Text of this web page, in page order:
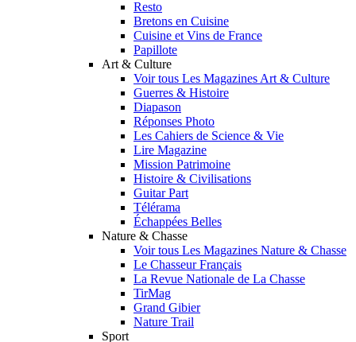
Resto
Bretons en Cuisine
Cuisine et Vins de France
Papillote
Art & Culture
Voir tous Les Magazines Art & Culture
Guerres & Histoire
Diapason
Réponses Photo
Les Cahiers de Science & Vie
Lire Magazine
Mission Patrimoine
Histoire & Civilisations
Guitar Part
Télérama
Échappées Belles
Nature & Chasse
Voir tous Les Magazines Nature & Chasse
Le Chasseur Français
La Revue Nationale de La Chasse
TirMag
Grand Gibier
Nature Trail
Sport